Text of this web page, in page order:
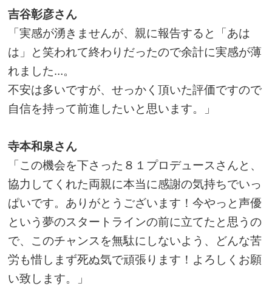
吉谷彰彦さん
「実感が湧きませんが、親に報告すると「あは
は」と笑われて終わりだったので余計に実感が薄
れました…。
不安は多いですが、せっかく頂いた評価ですので
自信を持って前進したいと思います。」
寺本和泉さん
「この機会を下さった８１プロデュースさんと、
協力してくれた両親に本当に感謝の気持ちでいっ
ぱいです。ありがとうございます！今やっと声優
という夢のスタートラインの前に立てたと思うの
で、このチャンスを無駄にしないよう、どんな苦
労も惜しまず死ぬ気で頑張ります！よろしくお願
い致します。」